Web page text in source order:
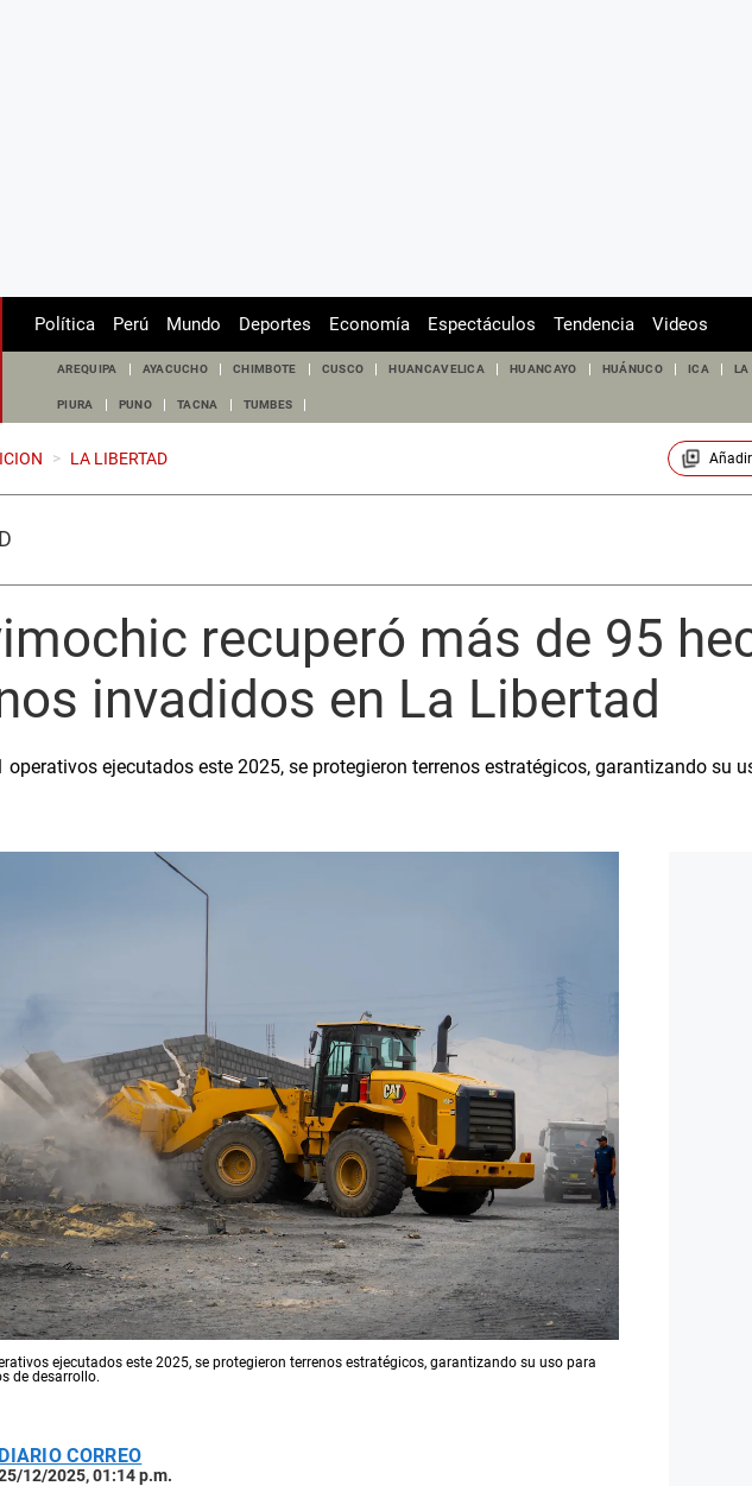
Política Perú Mundo Deportes Economía Espectáculos Tendencia Videos
AREQUIPA AYACUCHO CHIMBOTE CUSCO HUANCAVELICA HUANCAYO HUÁNUCO ICA LA
PIURA PUNO TACNA TUMBES
> LA LIBERTAD Añadir
recuperó más de 95
invadidos en La Libertad
operativos ejecutados este 2025, se protegieron terrenos estratégicos, garantizando su
ejecutados este 2025, se protegieron terrenos estratégicos, garantizando su uso para
de desarrollo.
CORREO
12/2025, 01:14 p.m.